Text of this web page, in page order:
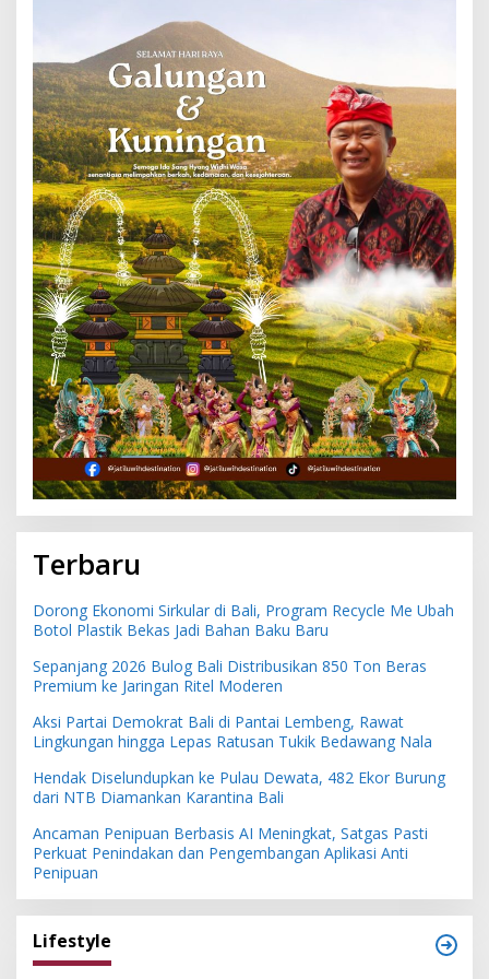
Terbaru
Dorong Ekonomi Sirkular di Bali, Program Recycle Me Ubah
Botol Plastik Bekas Jadi Bahan Baku Baru
Sepanjang 2026 Bulog Bali Distribusikan 850 Ton Beras
Premium ke Jaringan Ritel Moderen
Aksi Partai Demokrat Bali di Pantai Lembeng, Rawat
Lingkungan hingga Lepas Ratusan Tukik Bedawang Nala
Hendak Diselundupkan ke Pulau Dewata, 482 Ekor Burung
dari NTB Diamankan Karantina Bali
Ancaman Penipuan Berbasis AI Meningkat, Satgas Pasti
Perkuat Penindakan dan Pengembangan Aplikasi Anti
Penipuan
Lifestyle